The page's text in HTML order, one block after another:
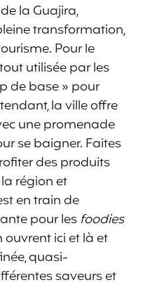
la Guajira,
transformation,
Pour le
utilisée par les
de base » pour
la ville offre
une promenade
se baigner. Faites
des produits
région et
en train de
pour les foodies
ici et là et
quasi-
saveurs et